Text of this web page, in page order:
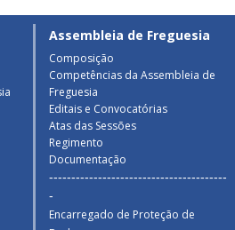
Assembleia de Freguesia
Composição
Competências da Assembleia de
Freguesia
Editais e Convocatórias
Atas das Sessões
Regimento
Documentação
----------------------------------------
-
Encarregado de Proteção de